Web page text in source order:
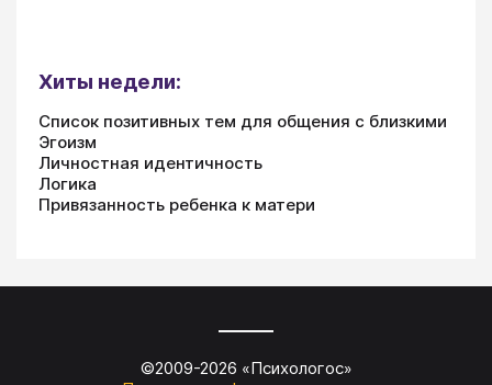
Хиты недели:
Список позитивных тем для общения с близкими
Эгоизм
Личностная идентичность
Логика
Привязанность ребенка к матери
©2009-2026 «Психологос»